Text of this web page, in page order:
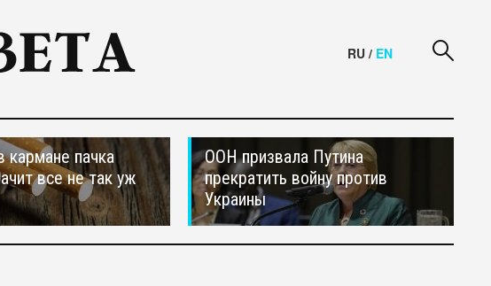
RU / EN
кармане пачка
все не так уж
ООН призвала Путина
прекратить войну против
Украины